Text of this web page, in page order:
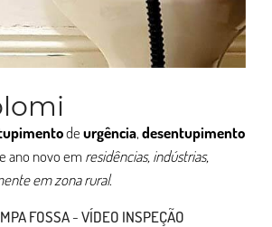
deurgência,desentupimento
ano novo emresidências, indústrias,
em zona rural.
FOSSA-VÍDEO INSPEÇÃO